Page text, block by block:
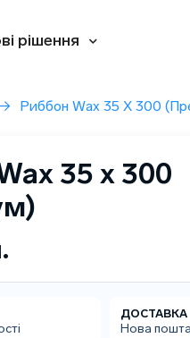
рішення
Риббон Wax 35 X 300
35 x 300
ДОСТАВКА
Нова пошта